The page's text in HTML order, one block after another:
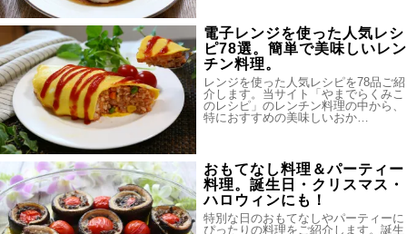
電子レンジを使った人気レシ
ピ78選。簡単で美味しいレン
チン料理。
レンジを使った人気レシピを78品ご紹
介します。当サイト「やまでらくみこ
のレシピ」のレンチン料理の中から、
特におすすめの美味しいおか…
おもてなし料理＆パーティー
料理。誕生日・クリスマス・
ハロウィンにも！
特別な日のおもてなしやパーティーに
ぴったりの料理をご紹介します。誕生